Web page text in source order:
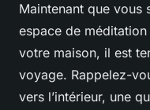
Maintenant que vous
espace de
votre maison, il est
voyage. Rappelez-
vers l’intérieur, une